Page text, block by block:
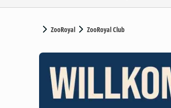
ZooRoyal ZooRoyal Club